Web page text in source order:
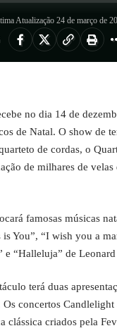
Atualização 24 de março de
no dia 14 de
de Natal. O show de
de cordas, o
de milhares de velas
famosas músicas
You”, “I wish you a
e “Halleluja” de
terá duas
concertos Candlelight
clássica criados pela